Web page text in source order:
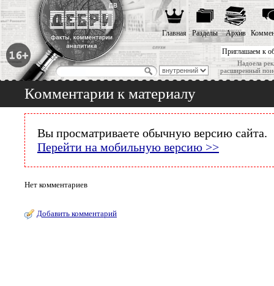
Приглашаем к
Надоела
расширенный
Главная Разделы Архив
Комментарии к материалу
Вы просматриваете обычную версию сайта.
Перейти на мобильную версию >>
Нет комментариев
Добавить комментарий